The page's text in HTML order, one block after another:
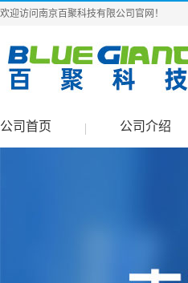
欢迎访问南京百聚科技有限公司官网！
公司首页 公司介绍